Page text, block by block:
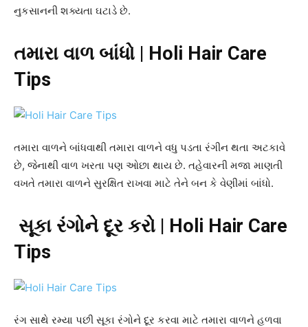
નુકસાનની શક્યતા ઘટાડે છે.
તમારા વાળ બાંધો | Holi Hair Care
Tips
તમારા વાળને બાંધવાથી તમારા વાળને વધુ પડતા રંગીન થતા અટકાવે
છે, જેનાથી વાળ ખરતા પણ ઓછા થાય છે. તહેવારની મજા માણતી
વખતે તમારા વાળને સુરક્ષિત રાખવા માટે તેને બન કે વેણીમાં બાંધો.
સૂકા રંગોને દૂર કરો | Holi Hair Care
Tips
રંગ સાથે રમ્યા પછી સૂકા રંગોને દૂર કરવા માટે તમારા વાળને હળવા